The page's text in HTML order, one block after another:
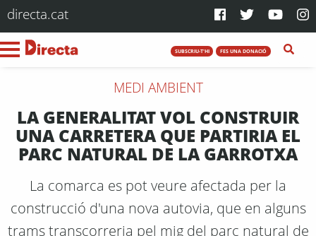
directa.cat
SUBSCRIU-T'HI FES UNA DONACIÓ
MEDI AMBIENT
LA GENERALITAT VOL CONSTRUIR
UNA CARRETERA QUE PARTIRIA EL
PARC NATURAL DE LA GARROTXA
La comarca es pot veure afectada per la
construcció d'una nova autovia, que en alguns
trams transcorreria pel mig del parc natural de